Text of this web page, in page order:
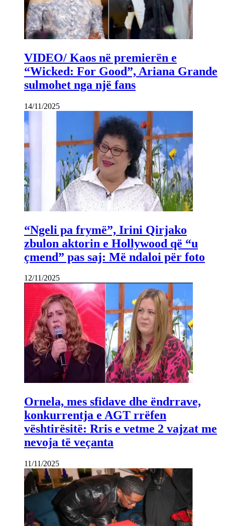
VIDEO/ Kaos në premierën e
“Wicked: For Good”, Ariana Grande
sulmohet nga një fans
14/11/2025
“Ngeli pa frymë”, Irini Qirjako
zbulon aktorin e Hollywood që “u
çmend” pas saj: Më ndaloi për foto
12/11/2025
Ornela, mes sfidave dhe ëndrrave,
konkurrentja e AGT rrëfen
vështirësitë: Rris e vetme 2 vajzat me
nevoja të veçanta
11/11/2025